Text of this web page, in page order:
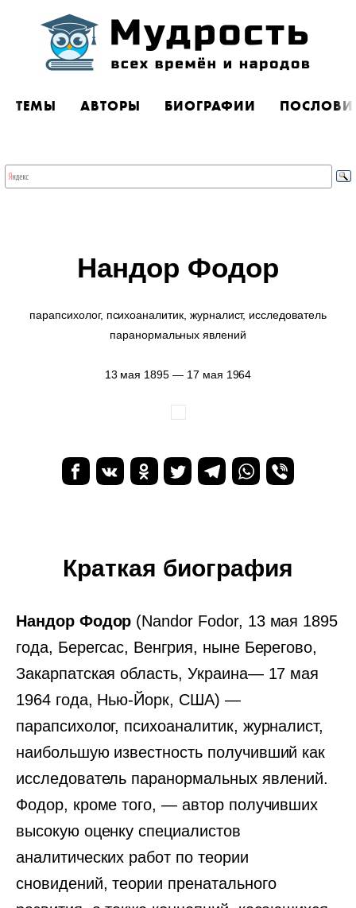
ТЕМЫ АВТОРЫ БИОГРАФИИ
Нандор Фодор
парапсихолог, психоаналитик, журналист, исследователь
паранормальных явлений
13 мая 1895 — 17 мая 1964
Краткая биография
Нандор Фодор (Nandor Fodor, 13 мая 1895
года, Берегсаc, Венгрия, ныне Берегово,
Закарпатская область, Украина— 17 мая
1964 года, Нью-Йорк, США) —
парапсихолог, психоаналитик, журналист,
наибольшую известность получивший как
исследователь паранормальных явлений.
Фодор, кроме того, — автор получивших
высокую оценку специалистов
аналитических работ по теории
сновидений, теории пренатального